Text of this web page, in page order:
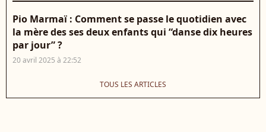
Pio Marmaï : Comment se passe le quotidien avec
la mère des ses deux enfants qui “danse dix heures
par jour” ?
20 avril 2025 à 22:52
TOUS LES ARTICLES